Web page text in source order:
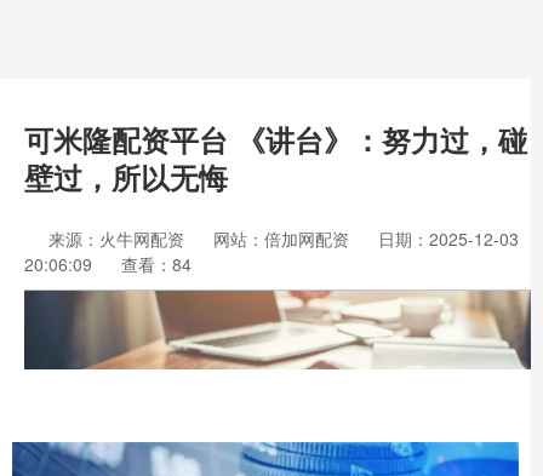
可米隆配资平台 《讲台》：努力过，碰
壁过，所以无悔
来源：火牛网配资 网站：倍加网配资
日期：2025-12-03
20:06:09
查看：84